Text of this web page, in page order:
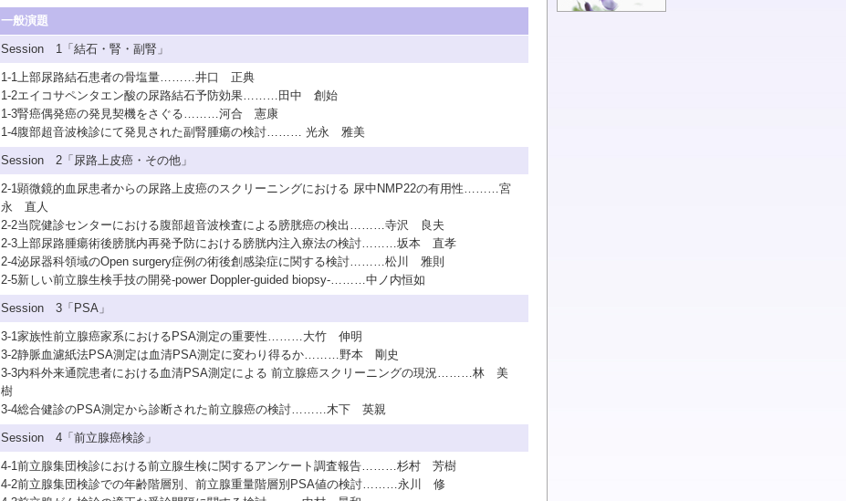
一般演題
Session 1「結石・腎・副腎」
1-1上部尿路結石患者の骨塩量………井口 正典
1-2エイコサペンタエン酸の尿路結石予防効果………田中 創始
1-3腎癌偶発癌の発見契機をさぐる………河合 憲康
1-4腹部超音波検診にて発見された副腎腫瘍の検討……… 光永 雅美
Session 2「尿路上皮癌・その他」
2-1顕微鏡的血尿患者からの尿路上皮癌のスクリーニングにおける 尿中NMP22の有用性………宮
永 直人
2-2当院健診センターにおける腹部超音波検査による膀胱癌の検出………寺沢 良夫
2-3上部尿路腫瘍術後膀胱内再発予防における膀胱内注入療法の検討………坂本 直孝
2-4泌尿器科領域のOpen surgery症例の術後創感染症に関する検討………松川 雅則
2-5新しい前立腺生検手技の開発-power Doppler-guided biopsy-………中ノ内恒如
Session 3「PSA」
3-1家族性前立腺癌家系におけるPSA測定の重要性………大竹 伸明
3-2静脈血濾紙法PSA測定は血清PSA測定に変わり得るか………野本 剛史
3-3内科外来通院患者における血清PSA測定による 前立腺癌スクリーニングの現況………林 美
樹
3-4総合健診のPSA測定から診断された前立腺癌の検討………木下 英親
Session 4「前立腺癌検診」
4-1前立腺集団検診における前立腺生検に関するアンケート調査報告………杉村 芳樹
4-2前立腺集団検診での年齢階層別、前立腺重量階層別PSA値の検討………永川 修